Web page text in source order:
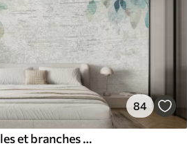
84
Grandes fleurs, feuilles et branches bleues et blanches contre un mur texturé